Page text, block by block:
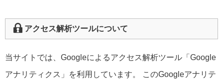
アクセス解析ツールについて
当サイトでは、Googleによるアクセス解析ツール「Google
アナリティクス」を利用しています。 このGoogleアナリテ